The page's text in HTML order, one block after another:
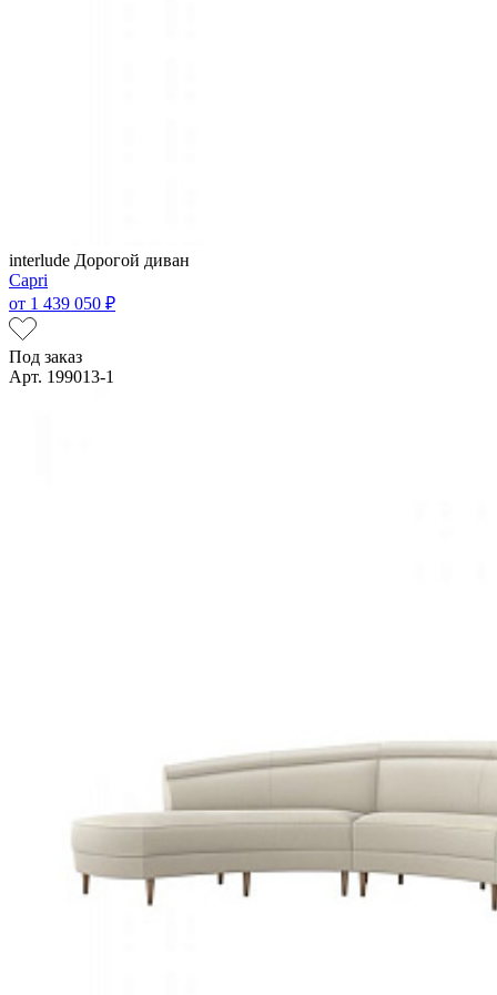
interlude Дорогой диван
Capri
от 1 439 050 ₽
Под заказ
Арт. 199013-1